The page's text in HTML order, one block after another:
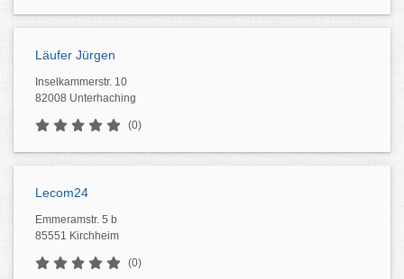
Läufer Jürgen
Inselkammerstr. 10
82008 Unterhaching
(0)
Lecom24
Emmeramstr. 5 b
85551 Kirchheim
(0)